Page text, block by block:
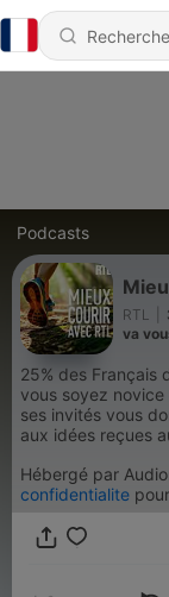
Podcasts
RTL
va
25% des Français
vous soyez
ses invités vous
aux idées reçues
Hébergé par
confidentialite